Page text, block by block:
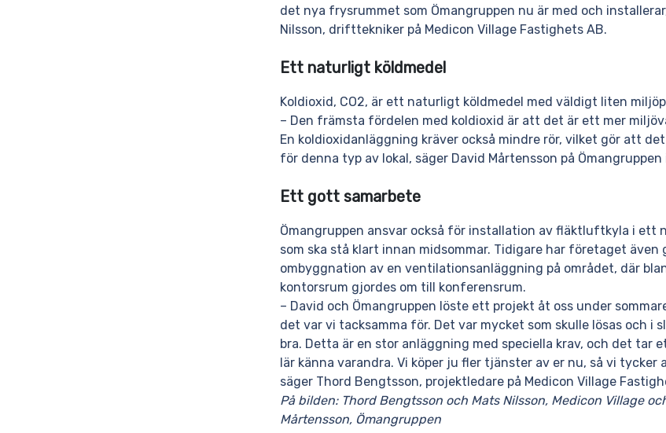
det nya frysrummet som Ömangruppen nu är med och
Nilsson, drifttekniker på Medicon Village Fastighets AB.
Ett naturligt köldmedel
Koldioxid, CO2, är ett naturligt köldmedel med väldigt liten
– Den främsta fördelen med koldioxid är att det är ett mer
En koldioxidanläggning kräver också mindre rör, vilket gör att
för denna typ av lokal, säger David Mårtensson på Ömangruppen
Ett gott samarbete
Ömangruppen ansvar också för installation av fläktluftkyla i ett
som ska stå klart innan midsommar. Tidigare har företaget även
ombyggnation av en ventilationsanläggning på området, där
kontorsrum gjordes om till konferensrum.
– David och Ömangruppen löste ett projekt åt oss under
det var vi tacksamma för. Det var mycket som skulle lösas och i
bra. Detta är en stor anläggning med speciella krav, och det tar
lär känna varandra. Vi köper ju fler tjänster av er nu, så vi tycker
säger Thord Bengtsson, projektledare på Medicon Village
På bilden: Thord Bengtsson och Mats Nilsson, Medicon Village
Mårtensson, Ömangruppen